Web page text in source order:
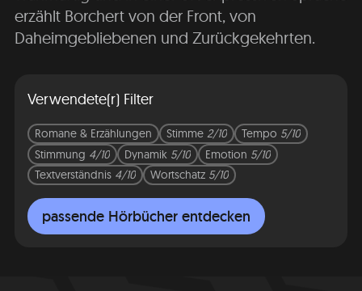
erzählt Borchert von der Front, von
Daheimgebliebenen und Zurückgekehrten.
Verwendete(r) Filter
Romane & Erzählungen Stimme 2/10 Tempo 5/10
Stimmung 4/10 Dynamik 5/10 Emotion 5/10
Textverständnis 4/10 Wortschatz 5/10
passende Hörbücher entdecken